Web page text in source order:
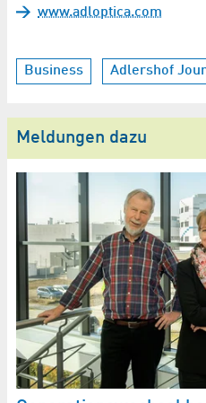
www.adloptica.com
Business Adlershof
Meldungen dazu